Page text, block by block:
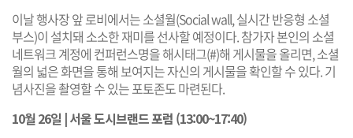
이날 행사장 앞 로비에서는 소셜월(Social wall, 실시간 반응형 소셜
부스)이 설치돼 소소한 재미를 선사할 예정이다. 참가자 본인의 소셜
네트워크 계정에 컨퍼런스명을 해시태그(#)해 게시물을 올리면, 소셜
월의 넓은 화면을 통해 보여지는 자신의 게시물을 확인할 수 있다. 기
념사진을 촬영할 수 있는 포토존도 마련된다.
10월 26일 | 서울 도시브랜드 포럼 (13:00~17:40)